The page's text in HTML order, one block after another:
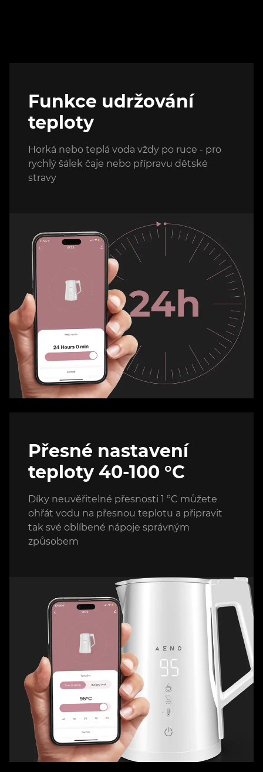
Funkce udržování
teploty
Horká nebo teplá voda vždy po ruce - pro
rychlý šálek čaje nebo přípravu dětské
stravy
Přesné nastavení
teploty 40-100 °C
Díky neuvěřitelné přesnosti 1 °C můžete
ohřát vodu na přesnou teplotu a připravit
tak své oblíbené nápoje správným
způsobem